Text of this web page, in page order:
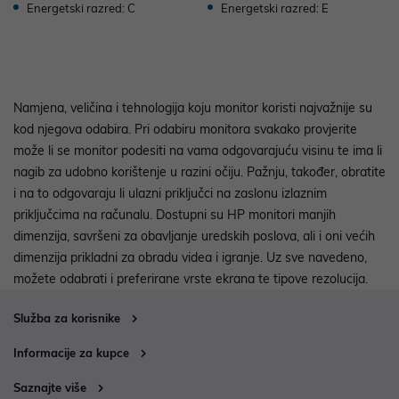
Energetski razred: C
Energetski razred: E
Namjena, veličina i tehnologija koju monitor koristi najvažnije su
kod njegova odabira. Pri odabiru monitora svakako provjerite
može li se monitor podesiti na vama odgovarajuću visinu te ima li
nagib za udobno korištenje u razini očiju. Pažnju, također, obratite
i na to odgovaraju li ulazni priključci na zaslonu izlaznim
priključcima na računalu. Dostupni su HP monitori manjih
dimenzija, savršeni za obavljanje uredskih poslova, ali i oni većih
dimenzija prikladni za obradu videa i igranje. Uz sve navedeno,
možete odabrati i preferirane vrste ekrana te tipove rezolucija.
Služba za korisnike
Informacije za kupce
Saznajte više